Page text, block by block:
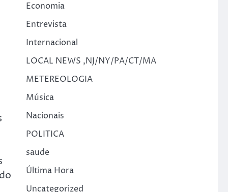
Economia
Entrevista
Internacional
LOCAL NEWS ,NJ/NY/PA/CT/MA
METEREOLOGIA
Música
Nacionais
POLITICA
saude
Última Hora
Uncategorized